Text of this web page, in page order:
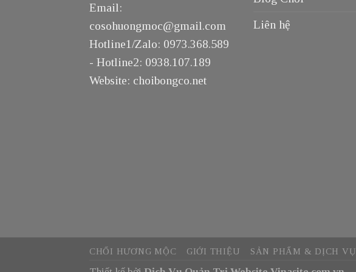
Email:
cosohuongmoc@gmail.com
Hotline1/Zalo: 0973.368.589
- Hotline2: 0938.107.189
Website: choibongco.net
Liên hệ
CHỔI HƯƠNG MỘC GIỚI THIỆU SẢN PHẨM & DỊCH VỤ